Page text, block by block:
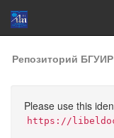
Skip
navigation
Репозиторий БГУИР
Please use this
https://